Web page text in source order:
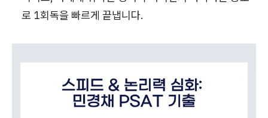
로 1회독을 빠르게 끝냅니다.